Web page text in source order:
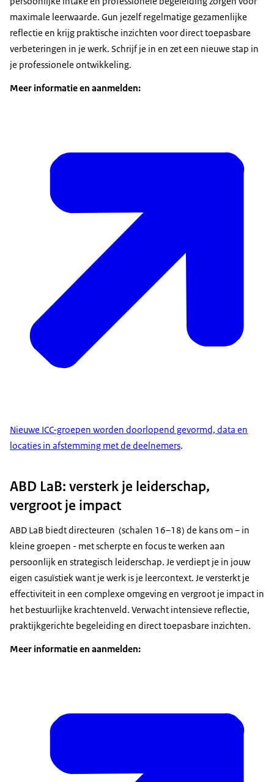
maximale leerwaarde. Gun jezelf regelmatige gezamenlijke
reflectie en krijg praktische inzichten voor direct toepasbare
verbeteringen in je werk. Schrijf je in en zet een nieuwe stap in
je professionele ontwikkeling.
Meer informatie en aanmelden:
Nieuwe ICC-groepen worden doorlopend gevormd, data en
locaties in afstemming met de deelnemers.
ABD LaB: versterk je leiderschap,
vergroot je impact
ABD LaB biedt directeuren (schalen 16–18) de kans om – in
kleine groepen - met scherpte en focus te werken aan
persoonlijk en strategisch leiderschap. Je verdiept je in jouw
eigen casuïstiek want je werk is je leercontext. Je versterkt je
effectiviteit in een complexe omgeving en vergroot je impact in
het bestuurlijke krachtenveld. Verwacht intensieve reflectie,
praktijkgerichte begeleiding en direct toepasbare inzichten.
Meer informatie en aanmelden: